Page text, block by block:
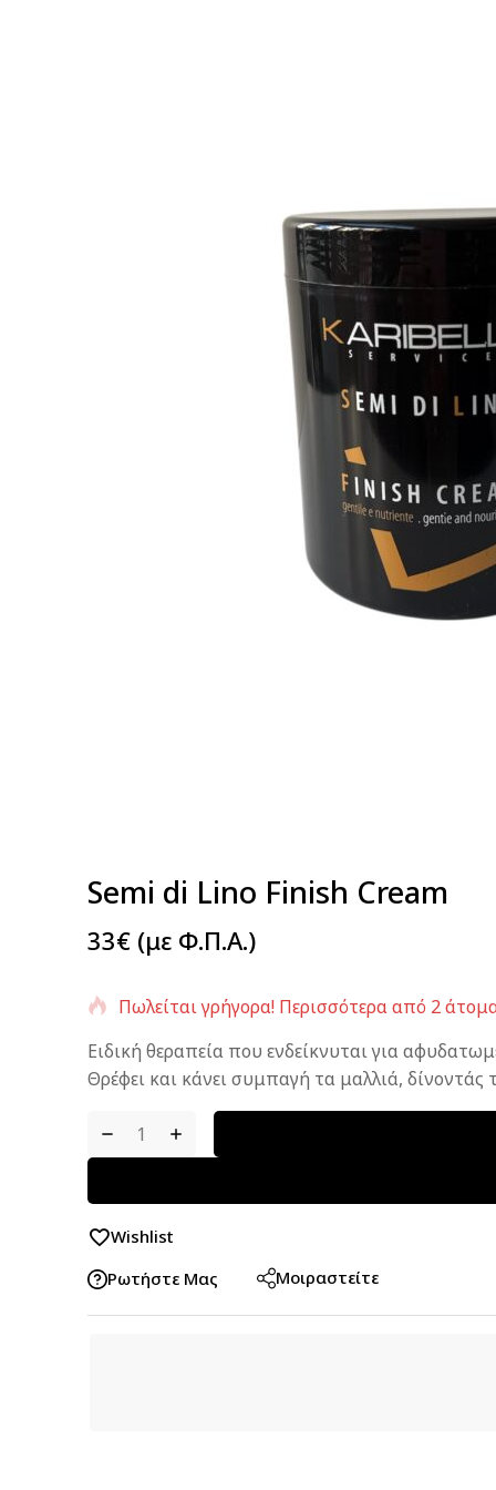
Semi di Lino Finish Cream
33€ (με Φ.Π.Α.)
Πωλείται γρήγορα! Περισσότερα από 2
Ειδική θεραπεία που ενδείκνυται για
Θρέφει και κάνει συμπαγή τα μαλλιά,
Wishlist
Ρωτήστε Μας
Μοιραστείτε